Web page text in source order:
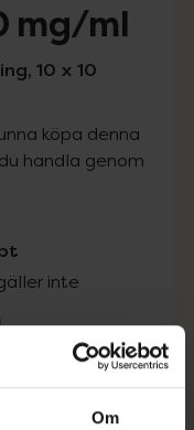
Om
mg/ml
10 x 10
köpa denna
handla genom
inte